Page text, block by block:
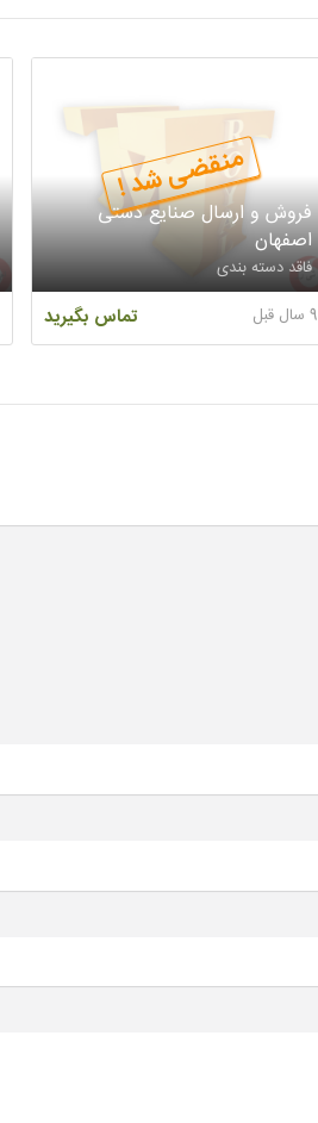
منقضی شد !
فروش و ارسال صنایع دستی
اصفهان
فاقد دسته بندی
تماس بگیرید 9 سال قبل